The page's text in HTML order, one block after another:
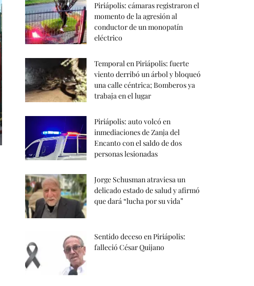
Piriápolis: cámaras registraron el
momento de la agresión al
conductor de un monopatín
eléctrico
Temporal en Piriápolis: fuerte
viento derribó un árbol y bloqueó
una calle céntrica; Bomberos ya
trabaja en el lugar
Piriápolis: auto volcó en
inmediaciones de Zanja del
Encanto con el saldo de dos
personas lesionadas
Jorge Schusman atraviesa un
delicado estado de salud y afirmó
que dará “lucha por su vida”
Sentido deceso en Piriápolis:
falleció César Quijano